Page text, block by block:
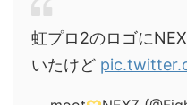
虹プロ2のロゴに
いたけど